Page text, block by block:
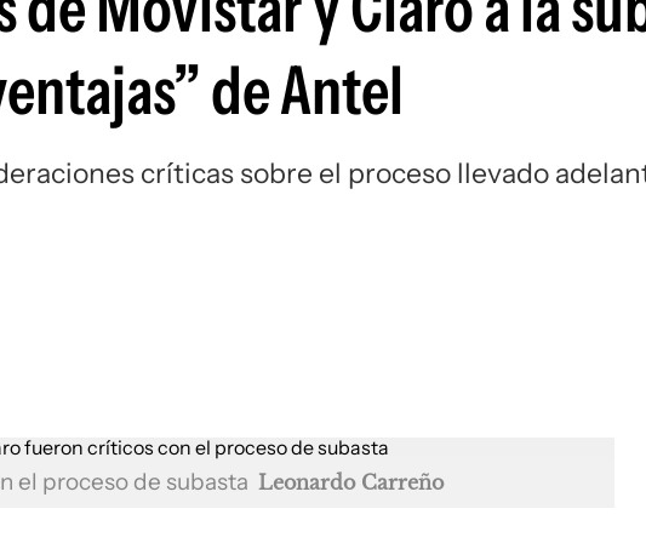
de Antel
críticas sobre el proceso llevado
el proceso de subasta Leonardo Carreño